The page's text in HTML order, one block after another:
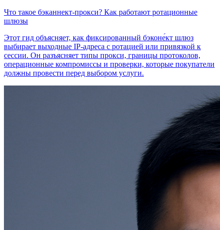
Что такое бэканнект-прокси? Как работают ротационные
шлюзы
Этот гид объясняет, как фиксированный бэконе́кт шлюз
выбирает выходные IP-адреса с ротацией или привязкой к
сессии. Он разъясняет типы прокси, границы протоколов,
операционные компромиссы и проверки, которые покупатели
должны провести перед выбором услуги.